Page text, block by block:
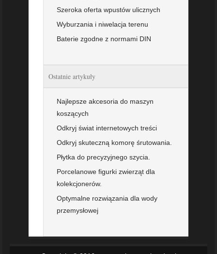
Szeroka oferta wpustów ulicznych
Wyburzania i niwelacja terenu
Baterie zgodne z normami DIN
Ostatnie artykuły
Najlepsze akcesoria do maszyn
koszących
Odkryj świat internetowych treści
Odkryj skuteczną komorę śrutowania.
Płytka do precyzyjnego szycia.
Porcelanowe figurki zwierząt dla
kolekcjonerów.
Optymalne rozwiązania dla wody
przemysłowej